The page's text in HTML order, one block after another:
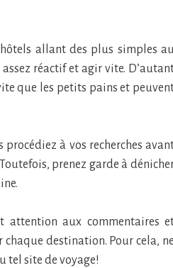
allant des plus simples
réactif et agir vite.
que les petits pains et
procédiez à vos recherches
prenez garde à
attention aux commentaires
destination. Pour cela, ne
tel site de voyage!